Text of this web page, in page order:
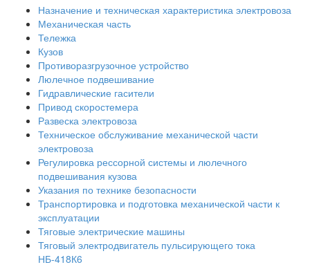
Назначение и техническая характеристика электровоза
Механическая часть
Тележка
Кузов
Противоразгрузочное устройство
Люлечное подвешивание
Гидравлические гасители
Привод скоростемера
Развеска электровоза
Техническое обслуживание механической части
электровоза
Регулировка рессорной системы и люлечного
подвешивания кузова
Указания по технике безопасности
Транспортировка и подготовка механической части к
эксплуатации
Тяговые электрические машины
Тяговый электродвигатель пульсирующего тока
НБ-418К6